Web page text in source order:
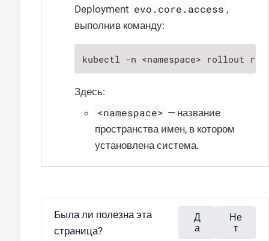
Deployment evo.core.access ,
выполнив команду:
kubectl -n <namespace> rollout
Здесь:
<namespace> — название
пространства имен, в котором
установлена система.
Была ли полезна эта
страница?
Д
а
Не
т